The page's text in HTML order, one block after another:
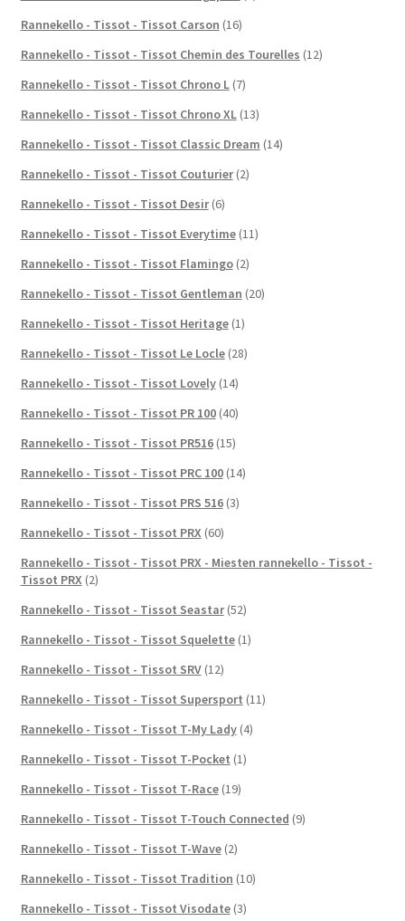
Rannekello - Tissot - Tissot Carson (16)
Rannekello - Tissot - Tissot Chemin des Tourelles (12)
Rannekello - Tissot - Tissot Chrono L (7)
Rannekello - Tissot - Tissot Chrono XL (13)
Rannekello - Tissot - Tissot Classic Dream (14)
Rannekello - Tissot - Tissot Couturier (2)
Rannekello - Tissot - Tissot Desir (6)
Rannekello - Tissot - Tissot Everytime (11)
Rannekello - Tissot - Tissot Flamingo (2)
Rannekello - Tissot - Tissot Gentleman (20)
Rannekello - Tissot - Tissot Heritage (1)
Rannekello - Tissot - Tissot Le Locle (28)
Rannekello - Tissot - Tissot Lovely (14)
Rannekello - Tissot - Tissot PR 100 (40)
Rannekello - Tissot - Tissot PR516 (15)
Rannekello - Tissot - Tissot PRC 100 (14)
Rannekello - Tissot - Tissot PRS 516 (3)
Rannekello - Tissot - Tissot PRX (60)
Rannekello - Tissot - Tissot PRX - Miesten rannekello - Tissot -
Tissot PRX (2)
Rannekello - Tissot - Tissot Seastar (52)
Rannekello - Tissot - Tissot Squelette (1)
Rannekello - Tissot - Tissot SRV (12)
Rannekello - Tissot - Tissot Supersport (11)
Rannekello - Tissot - Tissot T-My Lady (4)
Rannekello - Tissot - Tissot T-Pocket (1)
Rannekello - Tissot - Tissot T-Race (19)
Rannekello - Tissot - Tissot T-Touch Connected (9)
Rannekello - Tissot - Tissot T-Wave (2)
Rannekello - Tissot - Tissot Tradition (10)
Rannekello - Tissot - Tissot Visodate (3)